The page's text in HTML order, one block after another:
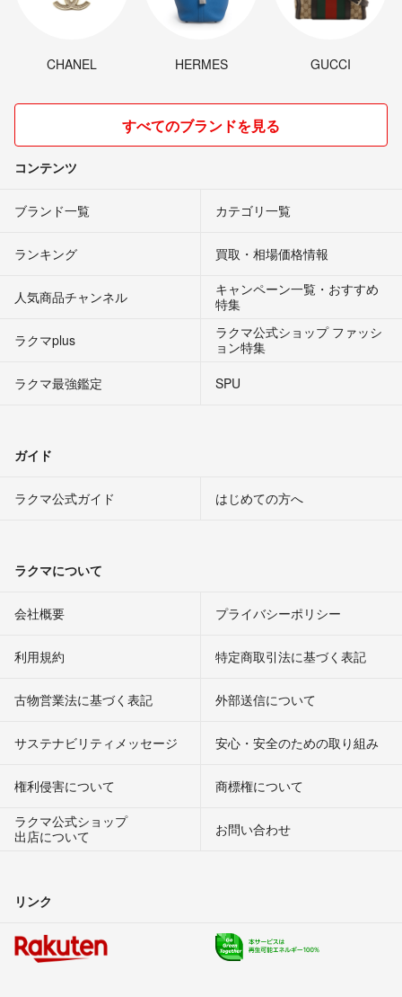
CHANEL HERMES GUCCI
すべてのブランドを見る
コンテンツ
ブランド一覧 カテゴリ一覧
ランキング 買取・相場価格情報
人気商品チャンネル
キャンペーン一覧・おすすめ
特集
ラクマplus
ラクマ公式ショップ ファッシ
ョン特集
ラクマ最強鑑定
SPU
ガイド
ラクマ公式ガイド はじめての方へ
ラクマについて
会社概要 プライバシーポリシー
利用規約 特定商取引法に基づく表記
古物営業法に基づく表記 外部送信について
サステナビリティメッセージ 安心・安全のための取り組み
権利侵害について
商標権について
ラクマ公式ショップ
出店について
お問い合わせ
リンク